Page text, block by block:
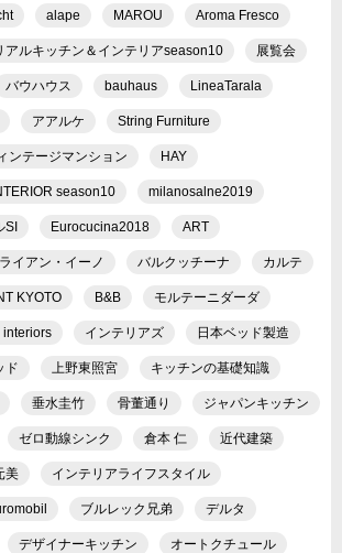
alape MAROU Aroma Fresco
アルキッチン＆インテリアseason10 展覧会
バウハウス bauhaus LineaTarala
アアルケ String Furniture
ンテージマンション HAY
season10 milanosalne2019
SI Eurocucina2018 ART
イアン・イーノ バルクッチーナ カルテ
KYOTO B&B モルテーニダーダ
interiors インテリアズ 日本ベッド製造
ド 上野東照宮 キッチンの基礎知識
垂水圭竹 骨董通り ジャパンキッチン
ゼロ動線シンク 倉本 仁 近代建築
美 インテリアライフスタイル
ブルレック兄弟 デルタ
デザイナーキッチン オートクチュール